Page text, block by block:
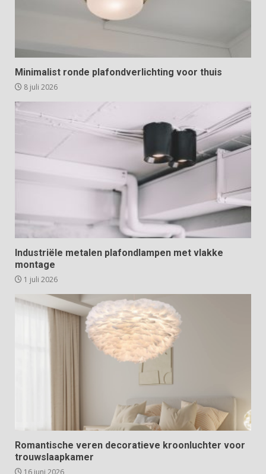
Minimalist ronde plafondverlichting voor thuis
8 juli 2026
Industriële metalen plafondlampen met vlakke
montage
1 juli 2026
Romantische veren decoratieve kroonluchter voor
trouwslaapkamer
16 juni 2026